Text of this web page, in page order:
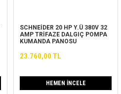
SCHNEİDER 20 HP Y.Ü 380V 32
AMP TRİFAZE DALGIÇ POMPA
KUMANDA PANOSU
23.760,00 TL
HEMEN İNCELE